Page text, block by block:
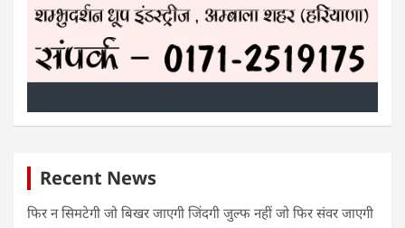
Recent News
फिर न सिमटेगी जो बिखर जाएगी जिंदगी जुल्फ नहीं जो फिर संवर जाएगी